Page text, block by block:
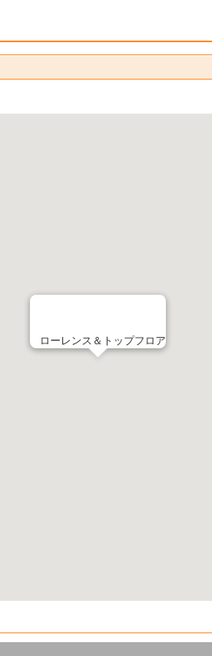
ローレンス＆トップフロア